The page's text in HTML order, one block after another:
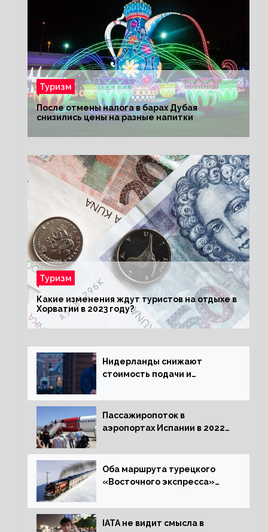
Туризм
После отмены налога в барах Дубая
снизились цены на разные напитки
Туризм
Какие изменения ждут туристов на отдыхе в
Хорватии в 2023 году?
Нидерланды снижают
стоимость подачи и
жительство
Пассажиропоток в
аэропортах Испании в 2022
процентов
Оба маршрута турецкого
«Восточного экспресса»
IATA не видит смысла в